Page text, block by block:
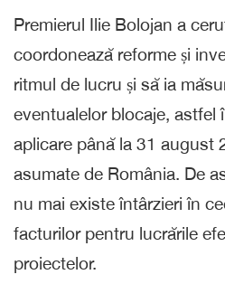
Premierul Ilie Bolojan a
coordonează reforme și
ritmul de lucru și să ia
eventualelor blocaje, astfel
aplicare până la 31 august
asumate de România. De
nu mai existe întârzieri în
facturilor pentru lucrările
proiectelor.